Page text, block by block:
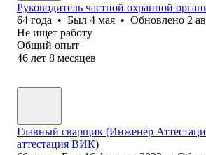
Руководитель частной охранной
64 года • Был 4 мая • Обновлено 2
Не ищет работу
Общий опыт
46 лет 8 месяцев
Главный сварщик (Инженер
аттестация ВИК)